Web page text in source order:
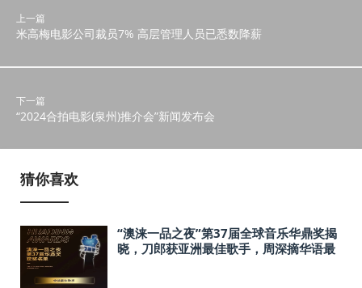
上一篇
米高梅电影公司裁员7% 高层管理人员已悉数降薪
下一篇
“2024合拍电影(泉州)推介会”新闻发布会
猜你喜欢
“澳涞一品之夜”第37届全球音乐华鼎奖揭
晓，刀郎获亚洲最佳歌手，周深摘华语最